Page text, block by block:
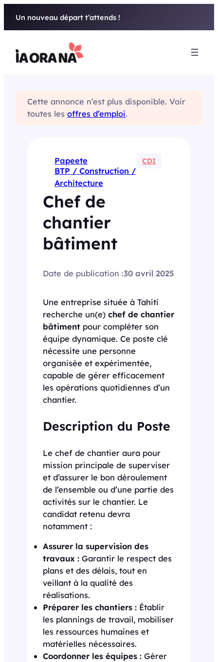
Un nouveau départ t’attends !
Cette annonce n’est plus disponible. Voir
toutes les offres d’emploi.
Papeete CDI
BTP / Construction /
Architecture
Chef de
chantier
bâtiment
Date de publication :30 avril 2025
Une entreprise située à Tahiti
recherche un(e) chef de chantier
bâtiment pour compléter son
équipe dynamique. Ce poste clé
nécessite une personne
organisée et expérimentée,
capable de gérer efficacement
les opérations quotidiennes d’un
chantier.
Description du Poste
Le chef de chantier aura pour
mission principale de superviser
et d’assurer le bon déroulement
de l’ensemble ou d’une partie des
activités sur le chantier. Le
candidat retenu devra
notamment :
Assurer la supervision des
travaux : Garantir le respect des
plans et des délais, tout en
veillant à la qualité des
réalisations.
Préparer les chantiers : Établir
les plannings de travail, mobiliser
les ressources humaines et
matérielles nécessaires.
Coordonner les équipes : Gérer